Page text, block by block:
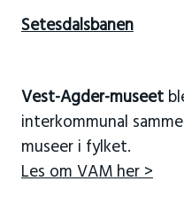
Setesdalsbanen
Vest-Agder-museet
interkommunal
museer i fylket.
Les om VAM her >